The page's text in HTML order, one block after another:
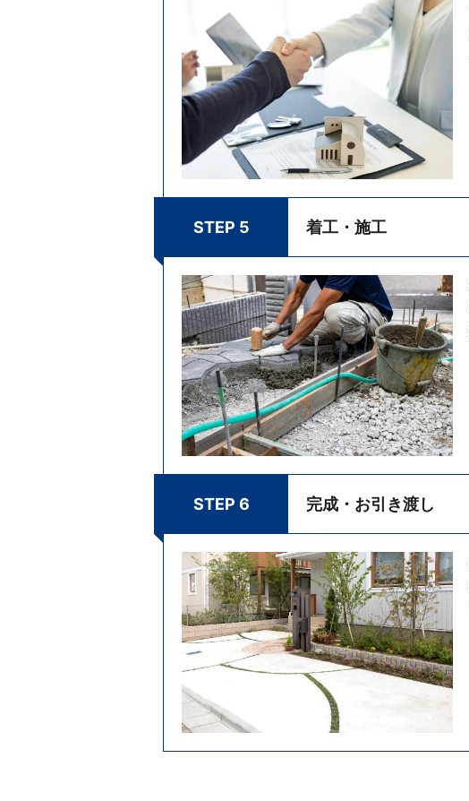
STEP 5 着工・施工
STEP 6 完成・お引き渡し